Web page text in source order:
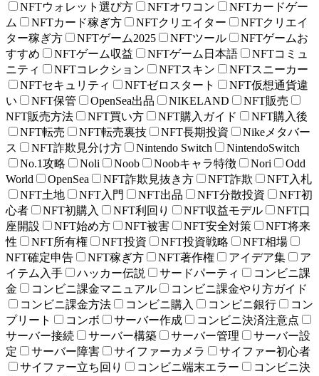
NFTウォレット選び方
NFTオワコン
NFTカードゲー
ム
NFTカード稼ぎ方 NFTクリエイター
NFTクリエイ
ター稼ぎ方
NFTゲーム2025 NFTツール
NFTゲームお
すすめ
NFTゲーム収益 NFTゲーム日本語
NFTコミュ
ニティ
NFTコレクション NFTスキン
NFTスニーカー
NFTセキュリティ
NFTゼロスタート
NFT仮想通貨違
い
NFT保管 OpenSea出品 NIKELAND
NFT販売
NFT販売方法
NFT買い方 NFT購入ガイド
NFT購入後
NFT転売
NFT転売裏技 NFT長期投資
Nikeメタバー
ス
NFT詐欺見分け方 Nintendo Switch
NintendoSwitch
No.1攻略
Noli Noob Noobキャラ特徴 Nori
Odd
World
OpenSea NFT詐欺見抜き方 NFT詐欺
NFT入札
NFT土地
NFT入門 NFT出品 NFT分散投資
NFT初
心者
NFT初購入 NFT利回り NFT収益モデル
NFT口
座開設
NFT始め方 NFT被害 NFT安全対策
NFT将来
性
NFT所有権 NFT投資 NFT投資戦略
NFT相場
NFT確定申告
NFT稼ぎ方 NFT著作権 アイデア集
ア
イテム入手
ハッカー伝説 サードパーティ
コンビニ課
金
コンビニ課金マニュアル
コンビニ課金やり方ガイド
コンビニ課金方法
コンビニ購入 コンビニ銀行
コン
プリート
コンボ サーバー作成
コンビニ決済注意点
サーバー接続
サーバー構築 サーバー管理
サーバー設
定
サーバー障害 サイファーカメラ
サイファー初心者
サイファー立ち回り
コンビニ端末エラー
コンビニ決